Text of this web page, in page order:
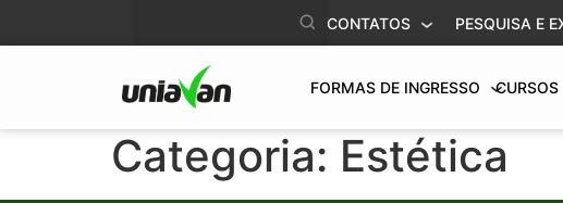
CONTATOS PESQUISA E
FORMAS DE INGRESSO CURSOS
Categoria: Estética